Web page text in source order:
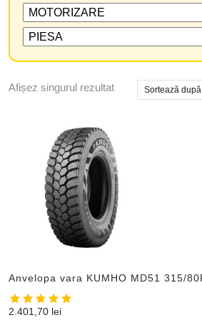
Afișez singurul rezultat
Anvelopa vara KUMHO MD51 315/
2.401,70 lei